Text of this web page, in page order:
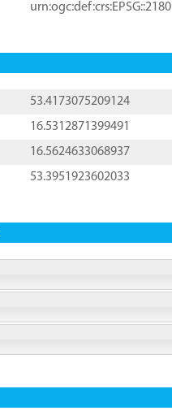
urn:ogc:def:crs:EPSG::2180
53.4173075209124
16.5312871399491
16.5624633068937
53.3951923602033